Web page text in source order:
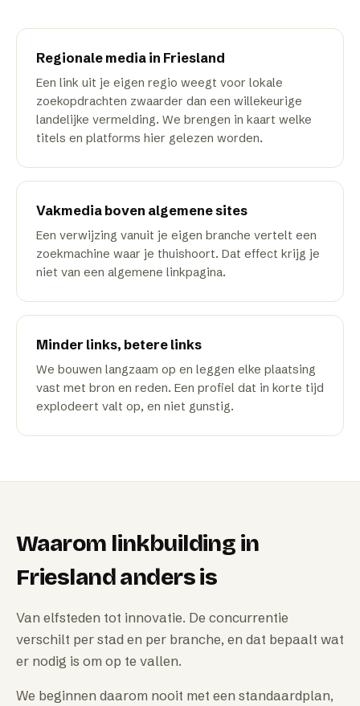
Regionale media in Friesland
Een link uit je eigen regio weegt voor lokale
zoekopdrachten zwaarder dan een willekeurige
landelijke vermelding. We brengen in kaart welke
titels en platforms hier gelezen worden.
Vakmedia boven algemene sites
Een verwijzing vanuit je eigen branche vertelt een
zoekmachine waar je thuishoort. Dat effect krijg je
niet van een algemene linkpagina.
Minder links, betere links
We bouwen langzaam op en leggen elke plaatsing
vast met bron en reden. Een profiel dat in korte tijd
explodeert valt op, en niet gunstig.
Waarom linkbuilding in
Frieslandanders is
Van elfsteden tot innovatie. De concurrentie
verschilt per stad en per branche, en dat bepaalt wat
er nodig is om op te vallen.
We beginnen daarom nooit met een standaardplan,